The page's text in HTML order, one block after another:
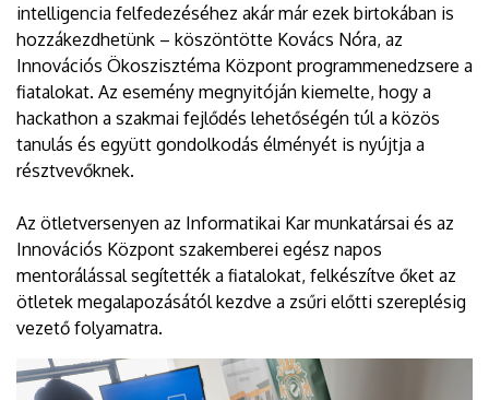
intelligencia felfedezéséhez akár már ezek birtokában is
hozzákezdhetünk – köszöntötte Kovács Nóra, az
Innovációs Ökoszisztéma Központ programmenedzsere a
fiatalokat. Az esemény megnyitóján kiemelte, hogy a
hackathon a szakmai fejlődés lehetőségén túl a közös
tanulás és együtt gondolkodás élményét is nyújtja a
résztvevőknek.
Az ötletversenyen az Informatikai Kar munkatársai és az
Innovációs Központ szakemberei egész napos
mentorálással segítették a fiatalokat, felkészítve őket az
ötletek megalapozásától kezdve a zsűri előtti szereplésig
vezető folyamatra.